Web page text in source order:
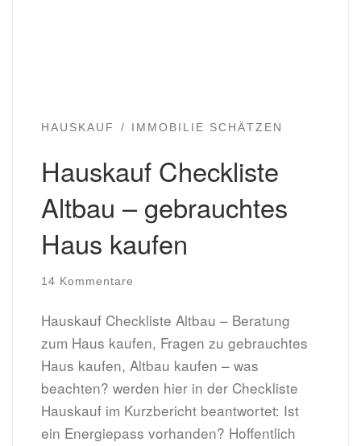
HAUSKAUF IMMOBILIE SCHÄTZEN
Hauskauf Checkliste
Altbau – gebrauchtes
Haus kaufen
14 Kommentare
Hauskauf Checkliste Altbau – Beratung
zum Haus kaufen, Fragen zu gebrauchtes
Haus kaufen, Altbau kaufen – was
beachten? werden hier in der Checkliste
Hauskauf im Kurzbericht beantwortet: Ist
ein Energiepass vorhanden? Hoffentlich